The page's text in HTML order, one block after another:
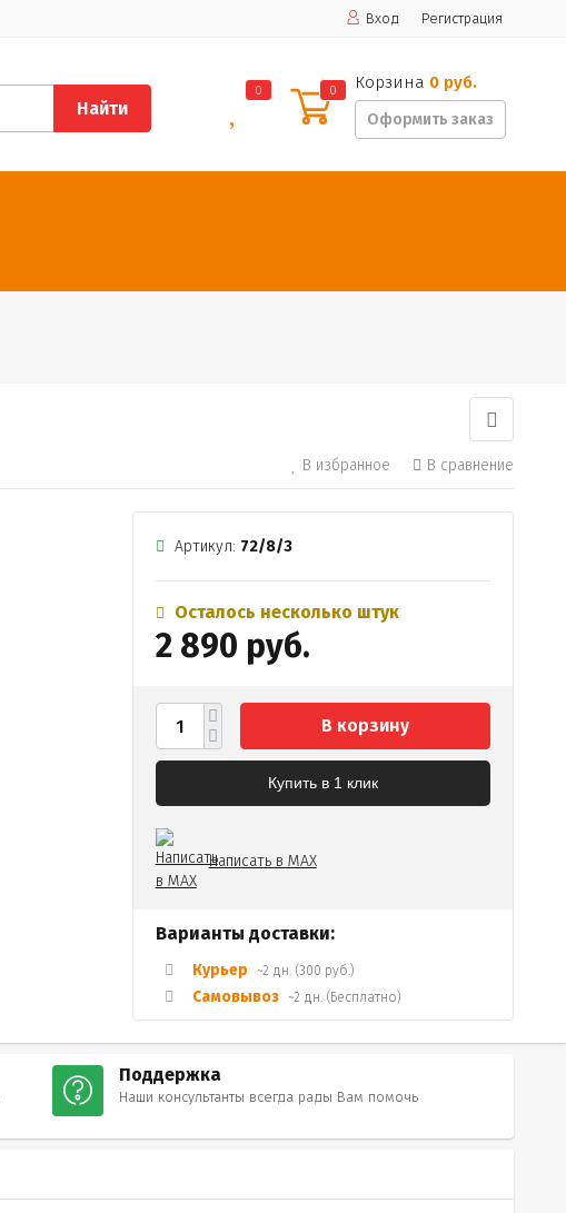
Вход Регистрация
Найти
0 0 Корзина 0 руб.
Оформить заказ
В избранное В сравнение
Артикул: 72/8/3
Осталось несколько штук
2 890 руб.
В корзину
Купить в 1 клик
Написать в MAX
Варианты доставки:
Курьер ~2 дн. (300 руб.)
Самовывоз ~2 дн. (Бесплатно)
Поддержка
Наши консультанты всегда рады Вам помочь